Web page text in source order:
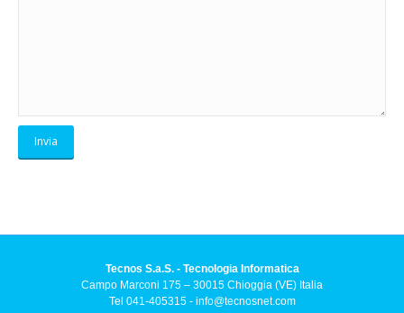
Tecnos S.a.S. - Tecnologia Informatica
Campo Marconi 175 – 30015 Chioggia (VE) Italia
Tel 041-405315 - info@tecnosnet.com